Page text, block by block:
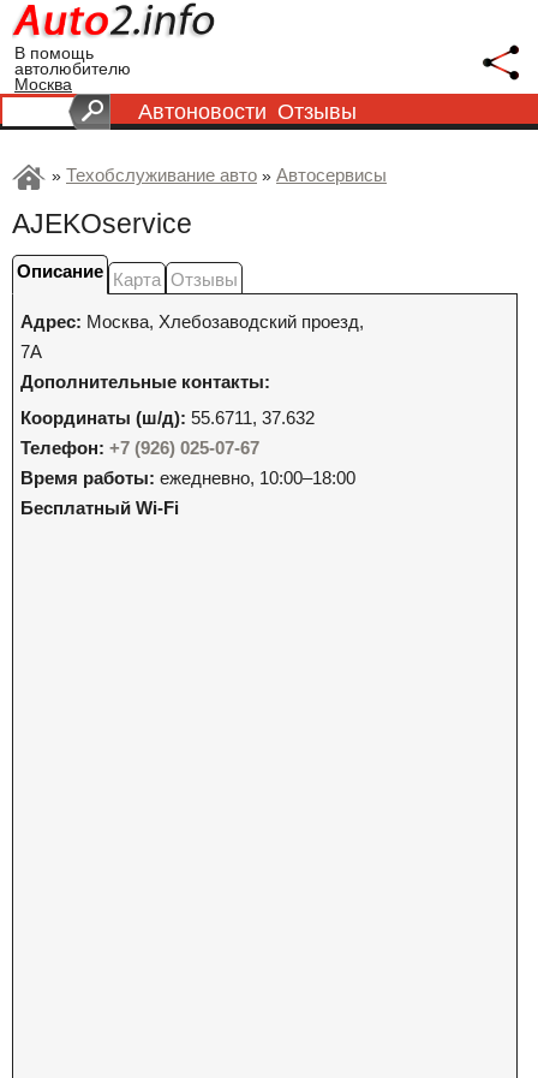
В помощь
автолюбителю
Москва
Автоновости Отзывы
» Техобслуживание авто » Автосервисы
AJEKOservice
Описание Карта Отзывы
Адрес: Москва, Хлебозаводский проезд,
7А
Дополнительные контакты:
Координаты (ш/д): 55.6711, 37.632
Телефон: +7 (926) 025-07-67
Время работы: ежедневно, 10:00–18:00
Бесплатный Wi-Fi